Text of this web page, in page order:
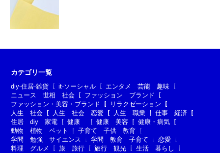
カテゴリ一覧
diy-住居-雑貨 it-ソーシャル
エンタメ 芸能 趣味
ニュース 世相 社会
ファッション ブランド
ファッション・美容・ブランド
リラクゼーション
人生 社会
人生 社会 恋愛 人生 職業
仕事 経済
住居 diy 家電
健康 健康 美容
健康・病気
動物 植物 ペット
子育て 子供 教育
学問 勉強 サイエンス
学問 教育 子育て
恋愛
料理 グルメ
旅 旅行 旅行 観光
生活 暮らし